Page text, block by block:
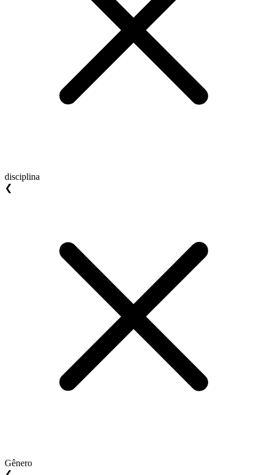
disciplina
❮
Gênero